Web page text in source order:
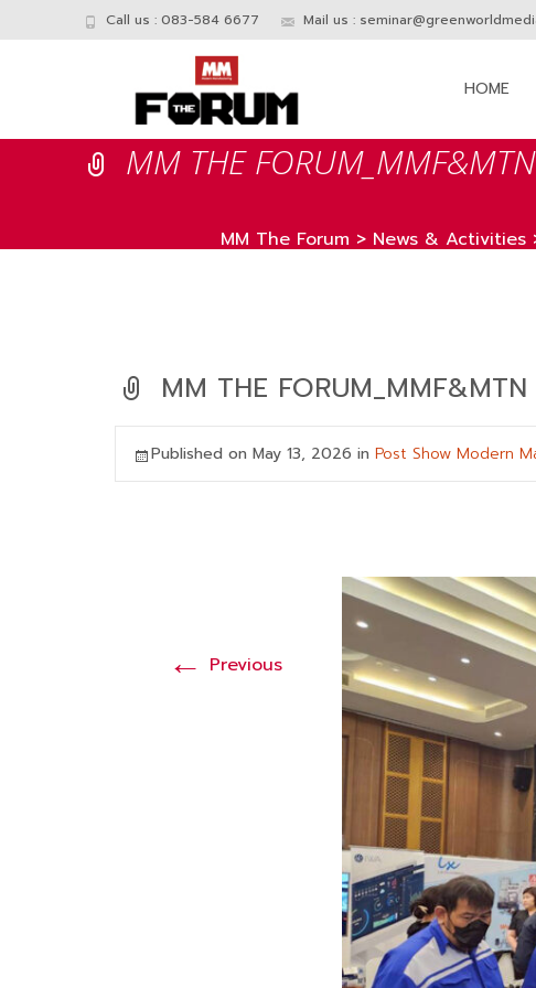
Call us : 083-584 6677 Mail us :
HOME
MM THE
MM The Forum > News & Activities
MM THE FORUM_MMF&MTN
Published on May 13, 2026 in Post Show Modern
← Previous